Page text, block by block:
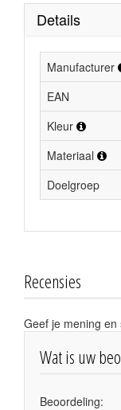
Details
Manufacturer
EAN
Kleur
Materiaal
Doelgroep
Recensies
Geef je mening en
Wat is uw
Beoordeling: